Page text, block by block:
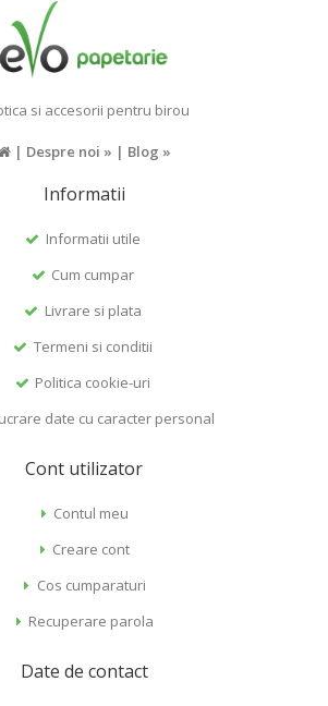
si accesorii pentru birou
| Despre noi » | Blog »
Informatii
Informatii utile
Cum cumpar
Livrare si plata
Termeni si conditii
Politica cookie-uri
date cu caracter personal
Cont utilizator
Contul meu
Creare cont
Cos cumparaturi
Recuperare parola
Date de contact